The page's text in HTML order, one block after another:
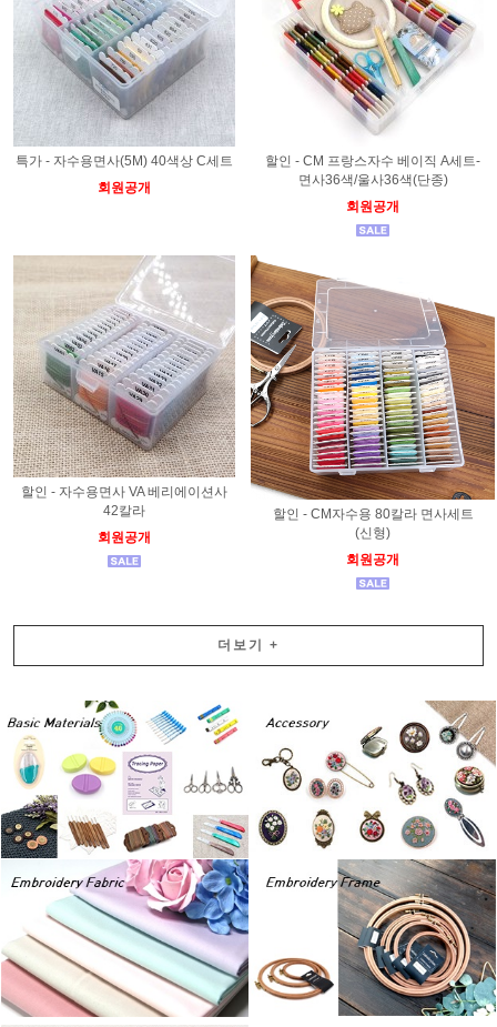
특가 - 자수용면사(5M) 40색상 C세트
회원공개
할인 - CM 프랑스자수 베이직 A세트-
면사36색/울사36색(단종)
회원공개
할인 - 자수용면사 VA 베리에이션사
42칼라
회원공개
할인 - CM자수용 80칼라 면사세트
(신형)
회원공개
더보기 +